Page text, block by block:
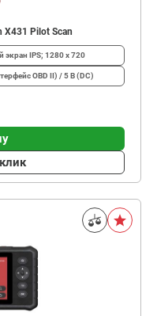
Pilot Scan
IPS; 1280 x 720
OBD II) / 5 В (DC)